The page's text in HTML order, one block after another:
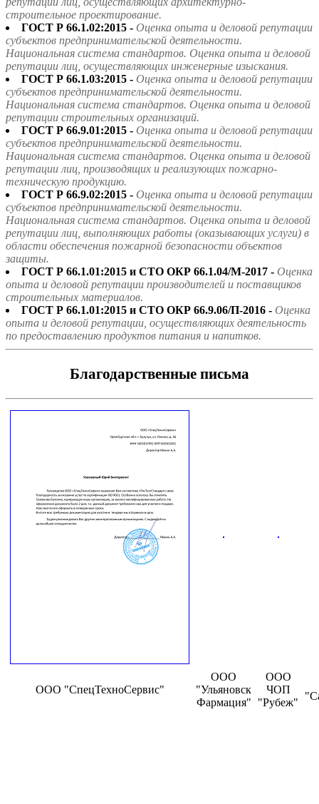
строительное проектирование.
ГОСТ Р 66.1.02:2015 - Оценка опыта и деловой репутации
субъектов предпринимательской деятельности.
Национальная система стандартов. Оценка опыта и деловой
репутации лиц, осуществляющих инженерные изыскания.
ГОСТ Р 66.1.03:2015 - Оценка опыта и деловой репутации
субъектов предпринимательской деятельности.
Национальная система стандартов. Оценка опыта и деловой
репутации строительных организаций.
ГОСТ Р 66.9.01:2015 - Оценка опыта и деловой репутации
субъектов предпринимательской деятельности.
Национальная система стандартов. Оценка опыта и деловой
репутации лиц, производящих и реализующих пожарно-
техническую продукцию.
ГОСТ Р 66.9.02:2015 - Оценка опыта и деловой репутации
субъектов предпринимательской деятельности.
Национальная система стандартов. Оценка опыта и деловой
репутации лиц, выполняющих работы (оказывающих услуги) в
области обеспечения пожарной безопасности объектов
защиты.
ГОСТ Р 66.1.01:2015 и СТО ОКР 66.1.04/М-2017 - Оценка
опыта и деловой репутации производителей и поставщиков
строительных материалов.
ГОСТ Р 66.1.01:2015 и СТО ОКР 66.9.06/П-2016 - Оценка
опыта и деловой репутации, осуществляющих деятельность
по предоставлению продуктов питания и напитков.
Благодарственные письма
ООО "СпецТехноСервис"
ООО
"Ульяновск
Фармация"
ООО
ЧОП
"Рубеж"